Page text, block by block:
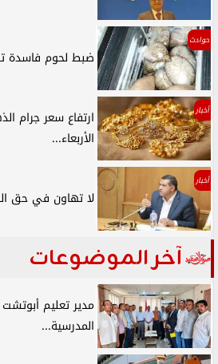
حوادث
ضبط لحوم فاسدة
أخبار
ارتفاع سعر جرام
الأربعاء...
أخبار
لا تهاون في حق
آخر الموضوعات
مدير تعليم أبوتشت
المدرسية...